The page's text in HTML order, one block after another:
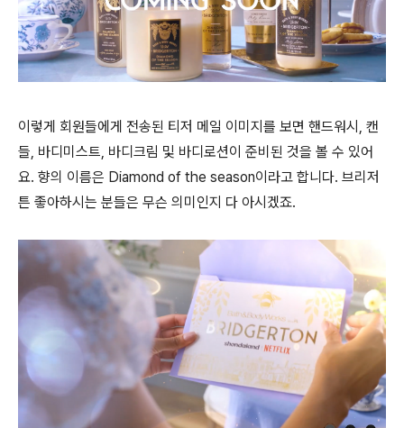
이렇게 회원들에게 전송된 티저 메일 이미지를 보면 핸드워시, 캔
들, 바디미스트, 바디크림 및 바디로션이 준비된 것을 볼 수 있어
요. 향의 이름은 Diamond of the season이라고 합니다. 브리저
튼 좋아하시는 분들은 무슨 의미인지 다 아시겠죠.